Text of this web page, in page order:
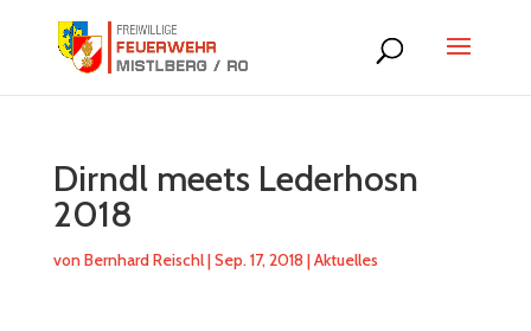
Dirndl meets Lederhosn
2018
vonBernhard Reischl|Sep. 17, 2018 |Aktuelles